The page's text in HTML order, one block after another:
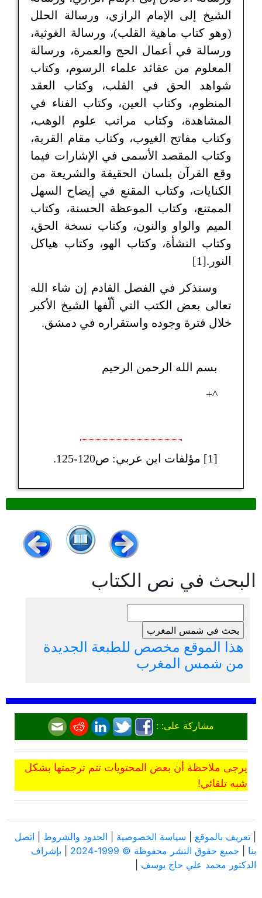
الشيخ إلى الإمام الرازي، ورسالة الحلل
(وهو كتاب ماهية القلب)، ورسالة الغوثية،
ورسالة في أعمال الحج والعمرة، ورسالة
المعلوم من عقائد علماء الرسوم، وكتاب
شواهد الحق في القلب، وكتاب العقد
المنظوم، وكتاب العين، وكتاب الفناء في
المشاهدة، وكتاب مراتب علوم الوهب،
وكتاب مفاتح الغيوب، وكتاب مقام القربة،
وكتاب المقصد الأسمى في الإشارات فيما
وقع القرآن بلسان الحقيقة والشريعة من
الكنايات، وكتاب المقنع في إيضاح السهل
الممتنع، وكتاب الموعظة الحسنة، وكتاب
الميم والواو والنون، وكتاب نسخة الحق،
وكتاب النشأة، وكتاب الهو، وكتاب هياكل
النور.[1]
وسنذكر في الفصل القادم إن شاء الله
تعالى بعض الكتب التي ألّفها الشيخ الأكبر
خلال فترة وجوده واستقراره في دمشق.
بسم الله الرحمن الرحيم
^+
[1] مؤلفات ابن عربي: ص120-125.
البحث في نص الكتاب
هذا الموقع مخصص للطبعة الجديدة
من شمس المغرب
مشاركة على: :
يرجى ملاحظة أن بعض المحتويات تتم ترجمتها بشكل
شبه تلقائي!
تعريف بالموقع سياسة الخصوصية الحدود والشروط
اتصل
بنا
جميع حقوق النشر محفوظة © 1999-2024
بإشراف
الدكتور محمد علي حاج يوسف